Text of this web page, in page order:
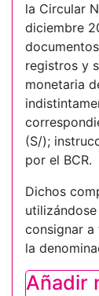
la Circular
diciembre
registros y
monetaria
(S/);
por el BCR.
Dichos
consignar a
la
Añadir